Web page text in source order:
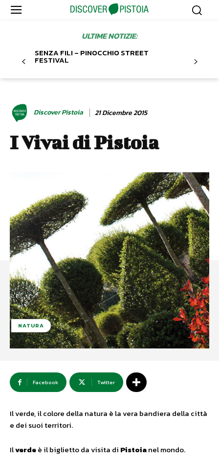
ULTIME NOTIZIE:
SENZA FILI – PINOCCHIO STREET
FESTIVAL
Discover Pistoia 21 Dicembre 2015
I Vivai di Pistoia
NATURA
Facebook Twitter
Il verde, il colore della natura è la vera bandiera della città
e dei suoi territori.
Ilverdeè il biglietto da visita di Pistoianel mondo.